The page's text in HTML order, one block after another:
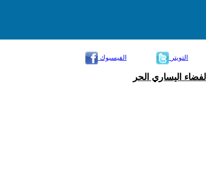
الفيسبوك
التويتر
اليساري الحر